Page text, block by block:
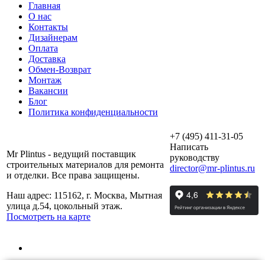
Главная
О нас
Контакты
Дизайнерам
Оплата
Доставка
Обмен-Возврат
Монтаж
Вакансии
Блог
Политика конфиденциальности
Mr Plintus - ведущий поставщик
строительных материалов для ремонта
и отделки. Все права защищены.
Наш адрес: 115162, г. Москва, Мытная
улица д.54, цокольный этаж.
Посмотреть на карте
+7 (495) 411-31-05
Написать
руководству
director@mr-plintus.ru